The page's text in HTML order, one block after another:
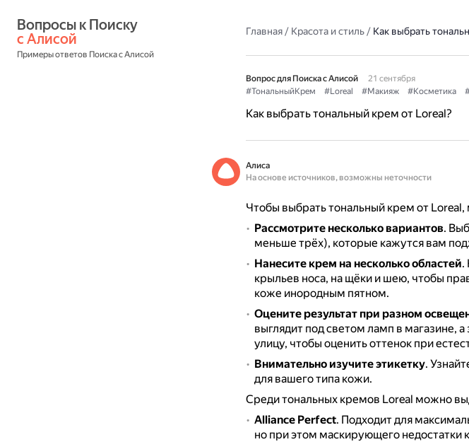
с Алисой
Примеры ответов Поиска с Алисой
Главная/ Красота и стиль/ Как выбрать
Вопрос для Поиска с Алисой
21 сентября
#ТональныйКрем
#Loreal #Макияж #Косметика
Как выбрать тональный крем от Loreal?
Алиса
На основе источников, возможны неточности
Чтобы выбрать тональный крем от
Рассмотрите несколько вариантов.
меньше трёх), которые кажутся вам
Нанесите крем на несколько областей.
крыльев носа, на щёки и шею, чтобы
коже инородным пятном.
Оцените результат при разном
выглядит под светом ламп в магазине,
улицу, чтобы оценить оттенок при
Внимательно изучите этикетку.
для вашего типа кожи.
Среди тональных кремов Loreal можно
Alliance Perfect. Подходит для
но при этом маскирующего недостатки